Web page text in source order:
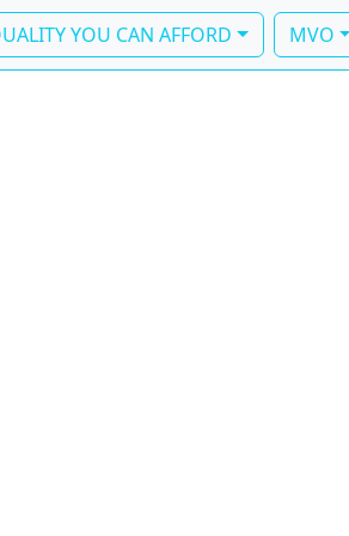
YOU CAN AFFORD MVO